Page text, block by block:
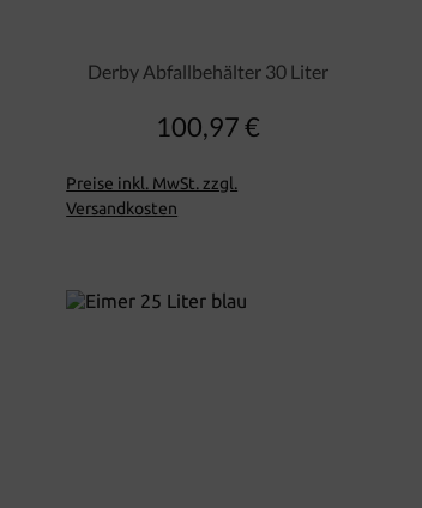
Derby Abfallbehälter 30 Liter
Regulärer Preis:
100,97 €
Preise inkl. MwSt. zzgl.
Versandkosten